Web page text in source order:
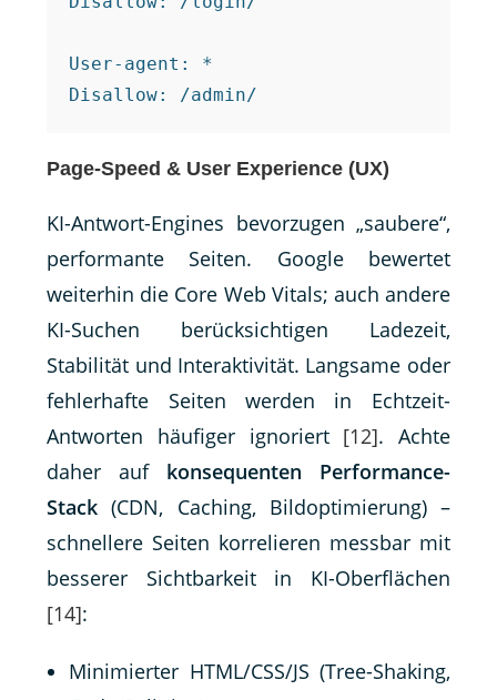
User-agent: *
Page-Speed & User Experience (UX)
KI-Antwort-Engines bevorzugen „saubere“,
performante Seiten. Google bewertet
weiterhin die Core Web Vitals; auch andere
KI-Suchen berücksichtigen Ladezeit,
Stabilität und Interaktivität. Langsame oder
fehlerhafte Seiten werden in Echtzeit-
Antworten häufiger ignoriert [12]. Achte
daher auf konsequenten Performance-
Stack (CDN, Caching, Bildoptimierung) –
schnellere Seiten korrelieren messbar mit
besserer Sichtbarkeit in KI-Oberflächen
[14]:
Minimierter HTML/CSS/JS (Tree-Shaking,